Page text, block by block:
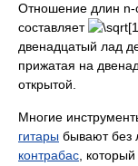
Отношение длин n-
составляет
двенадцатый лад
прижатая на
открытой.
Многие
гитары бывают без
контрабас,